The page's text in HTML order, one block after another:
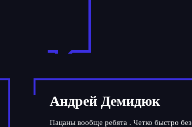
Андрей Демидюк
Пацаны вообще ребята . Четко быстро без